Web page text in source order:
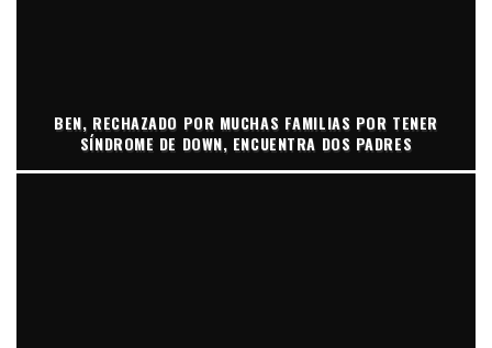
BEN, RECHAZADO POR MUCHAS FAMILIAS POR TENER
SÍNDROME DE DOWN, ENCUENTRA DOS PADRES